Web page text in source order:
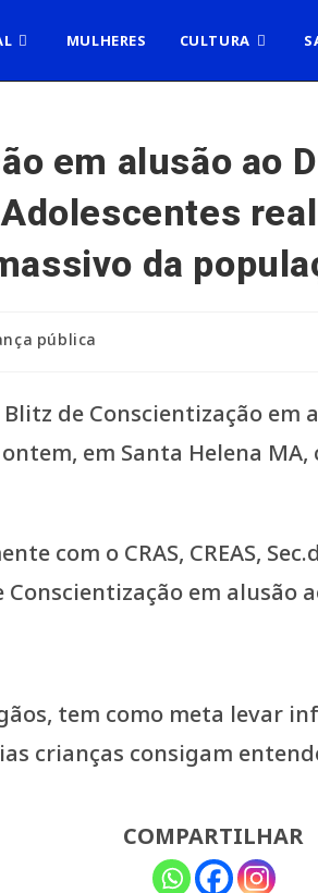
MULHERES CULTURA
em alusão ao
da
pública
com o CRAS, CREAS,
em alusão
tem como meta levar
crianças consigam
COMPARTILHAR